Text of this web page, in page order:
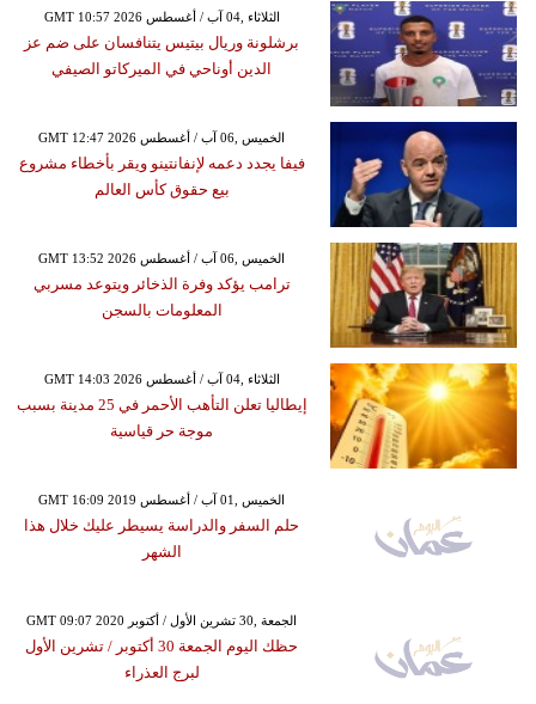
GMT 10:57 2026 الثلاثاء ,04 آب / أغسطس
برشلونة وريال بيتيس يتنافسان على ضم عز
الدين أوناحي في الميركاتو الصيفي
GMT 12:47 2026 الخميس ,06 آب / أغسطس
فيفا يجدد دعمه لإنفانتينو ويقر بأخطاء مشروع
بيع حقوق كأس العالم
GMT 13:52 2026 الخميس ,06 آب / أغسطس
ترامب يؤكد وفرة الذخائر ويتوعد مسربي
المعلومات بالسجن
GMT 14:03 2026 الثلاثاء ,04 آب / أغسطس
إيطاليا تعلن التأهب الأحمر في 25 مدينة بسبب
موجة حر قياسية
GMT 16:09 2019 الخميس ,01 آب / أغسطس
حلم السفر والدراسة يسيطر عليك خلال هذا
الشهر
GMT 09:07 2020 الجمعة ,30 تشرين الأول / أكتوبر
حظك اليوم الجمعة 30 أكتوبر / تشرين الأول
لبرج العذراء